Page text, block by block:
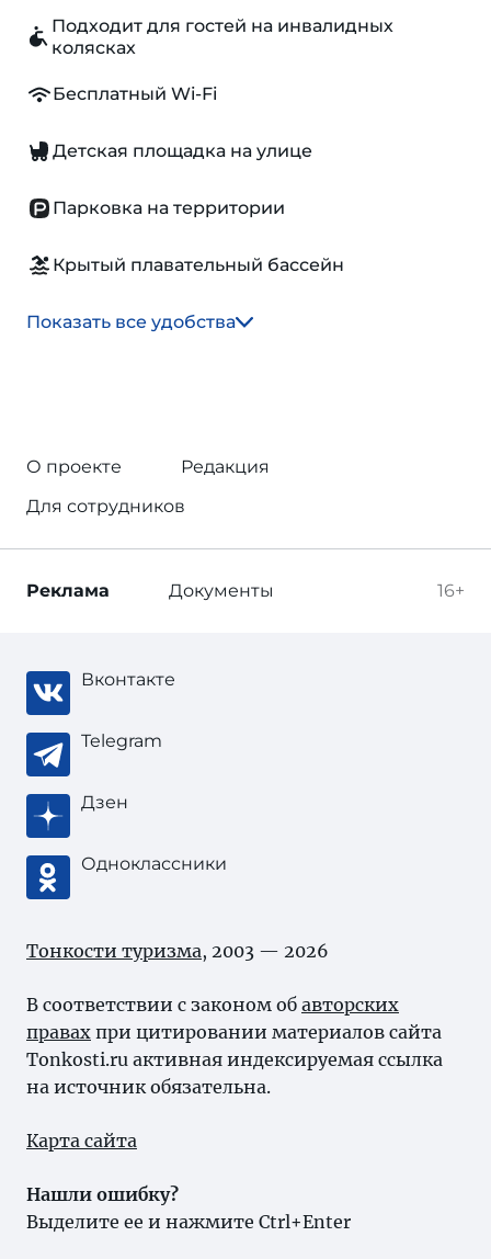
Подходит для гостей на инвалидных
колясках
Бесплатный Wi-Fi
Детская площадка на улице
Парковка на территории
Крытый плавательный бассейн
Показать все удобства
О проекте
Редакция
Для сотрудников
16+
Реклама Документы
Вконтакте
Telegram
Дзен
Одноклассники
Тонкости туризма, 2003 — 2026
В соответствии с законом об авторских
правах при цитировании материалов сайта
Tonkosti.ru активная индексируемая ссылка
на источник обязательна.
Карта сайта
Нашли ошибку?
Выделите ее и нажмите Ctrl+Enter